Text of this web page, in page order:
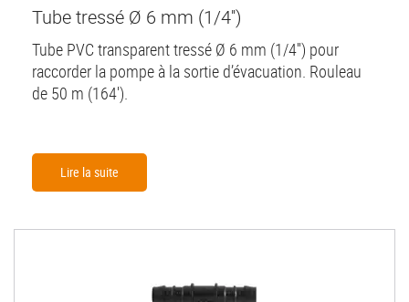
Tube tressé Ø 6 mm (1/4'')
Tube PVC transparent tressé Ø 6 mm (1/4'') pour
raccorder la pompe à la sortie d’évacuation. Rouleau
de 50 m (164').
Lire la suite